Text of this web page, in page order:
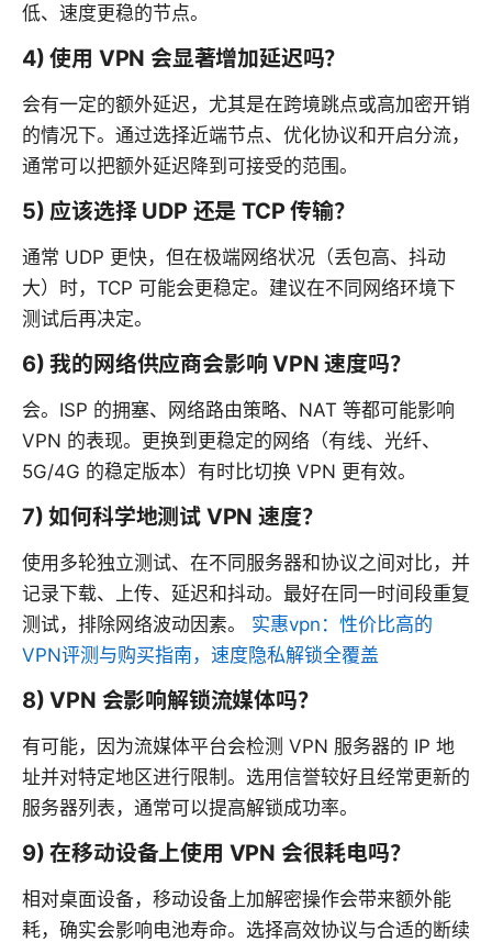
低、速度更稳的节点。
4) 使用 VPN 会显著增加延迟吗？
会有一定的额外延迟，尤其是在跨境跳点或高加密开销
的情况下。通过选择近端节点、优化协议和开启分流，
通常可以把额外延迟降到可接受的范围。
5) 应该选择 UDP 还是 TCP 传输？
通常 UDP 更快，但在极端网络状况（丢包高、抖动
大）时，TCP 可能会更稳定。建议在不同网络环境下
测试后再决定。
6) 我的网络供应商会影响 VPN 速度吗？
会。ISP 的拥塞、网络路由策略、NAT 等都可能影响
VPN 的表现。更换到更稳定的网络（有线、光纤、
5G/4G 的稳定版本）有时比切换 VPN 更有效。
7) 如何科学地测试 VPN 速度？
使用多轮独立测试、在不同服务器和协议之间对比，并
记录下载、上传、延迟和抖动。最好在同一时间段重复
测试，排除网络波动因素。 实惠vpn：性价比高的
VPN评测与购买指南，速度隐私解锁全覆盖
8) VPN 会影响解锁流媒体吗？
有可能，因为流媒体平台会检测 VPN 服务器的 IP 地
址并对特定地区进行限制。选用信誉较好且经常更新的
服务器列表，通常可以提高解锁成功率。
9) 在移动设备上使用 VPN 会很耗电吗？
相对桌面设备，移动设备上加解密操作会带来额外能
耗，确实会影响电池寿命。选择高效协议与合适的断续